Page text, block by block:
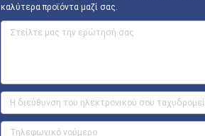
καλύτερα προϊόντα μαζί σας.